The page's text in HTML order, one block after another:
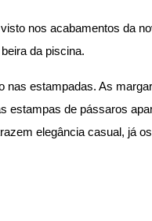
nos acabamentos da
da piscina.
nas estampadas. As
estampas de pássaros
elegância casual, já